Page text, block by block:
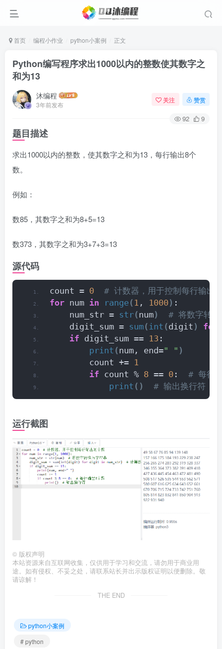
首页 编程小作业 python小案例 正文
Python编写程序求出1000以内的整数使其数字之
和为13
沐编程
3年前发布
关注 赞赏
92 9
题目描述
求出1000以内的整数，使其数字之和为13，每行输出8个
数。
例如：
数85，其数字之和为8+5=13
数373，其数字之和为3+7+3=13
源代码
count = 0
# 计数器，用于控制每行输出
for num in range( 1 , 1000 ) :
    num_str =
str(num)
# 将数字转换
    digit_sum =
sum(int (digit ) for
if digit_sum == 13 :
print (num, end=" " )
        count +=
1
if count % 8 == 0 :
# 每行
print () # 输出换行符
运行截图
© 版权声明
本站资源来自互联网收集，仅供用于学习和交流，请勿用于商业用
途。如有侵权、不妥之处，请联系站长并出示版权证明以便删除。敬
请谅解！
THE END
python小案例
# python